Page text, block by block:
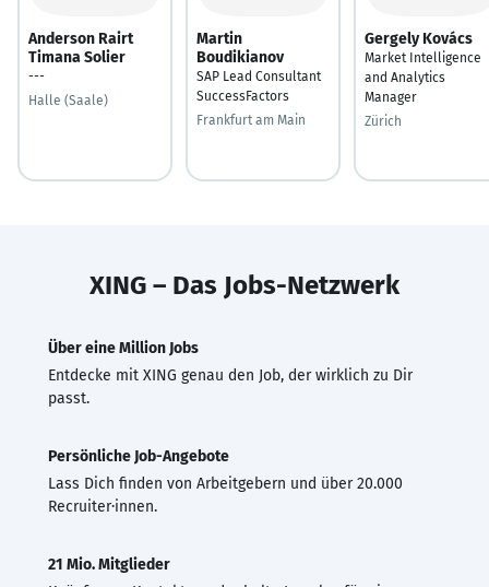
Anderson Rairt
Timana Solier
---
Halle (Saale)
Martin
Boudikianov
SAP Lead Consultant
SuccessFactors
Frankfurt am Main
Gergely Kovács
Market Intelligence
and Analytics
Manager
Zürich
XING – Das Jobs-Netzwerk
Über eine Million Jobs
Entdecke mit XING genau den Job, der wirklich zu Dir
passt.
Persönliche Job-Angebote
Lass Dich finden von Arbeitgebern und über 20.000
Recruiter·innen.
21 Mio. Mitglieder